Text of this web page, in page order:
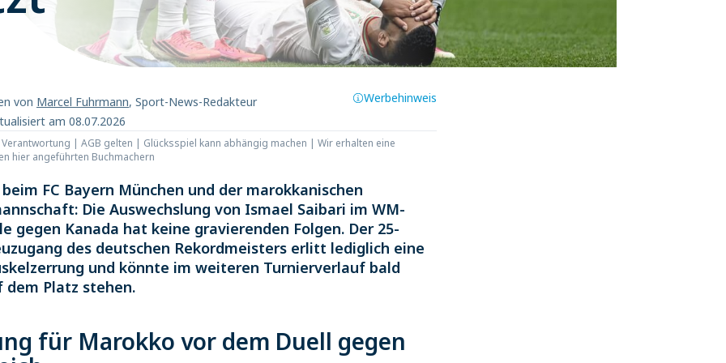
von Marcel Fuhrmann, Sport-News-Redakteur
am 08.07.2026
Werbehinweis
| AGB gelten | Glücksspiel kann abhängig machen | Wir erhalten eine
hier angeführten Buchmachern
FC Bayern München und der marokkanischen
Die Auswechslung von Ismael Saibari im WM-
gegen Kanada hat keine gravierenden Folgen. Der 25-
des deutschen Rekordmeisters erlitt lediglich eine
und könnte im weiteren Turnierverlauf bald
dem Platz stehen.
für Marokko vor dem Duell gegen